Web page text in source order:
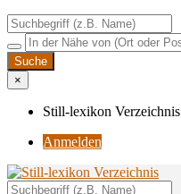
×
Still-lexikon Verzeichnis
Anmelden